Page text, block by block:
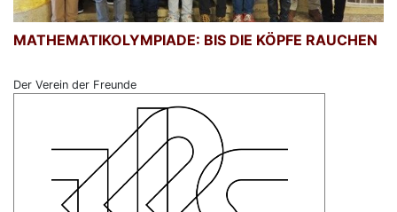
MATHEMATIKOLYMPIADE: BIS DIE KÖPFE RAUCHEN
Der Verein der Freunde